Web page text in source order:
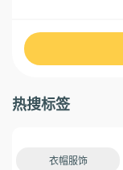
热搜标签
衣帽服饰